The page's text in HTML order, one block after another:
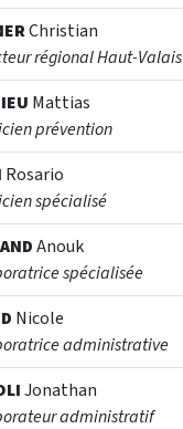
Christian
régional Haut-Valais
Mattias
prévention
Rosario
spécialisé
Anouk
spécialisée
Nicole
administrative
Jonathan
administratif